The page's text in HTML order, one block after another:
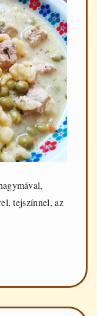
tejszínnel, az